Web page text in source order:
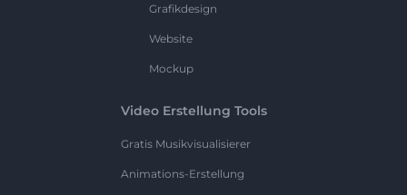
Grafikdesign
Website
Mockup
Video Erstellung Tools
Gratis Musikvisualisierer
Animations-Erstellung